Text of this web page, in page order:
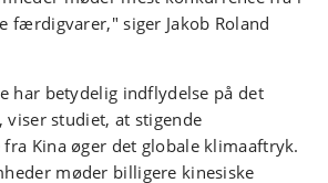
færdigvarer," siger Jakob Roland
har betydelig indflydelse på det
studiet, at stigende
Kina øger det globale klimaaftryk.
møder billigere kinesiske